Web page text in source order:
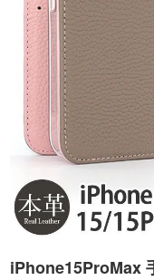
iPhone15ProMax